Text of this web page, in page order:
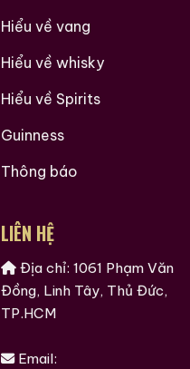
Hiểu về vang
Hiểu về whisky
Hiểu về Spirits
Guinness
Thông báo
LIÊN HỆ
Địa chỉ: 1061 Phạm Văn
Đồng, Linh Tây, Thủ Đức,
TP.HCM
Email: